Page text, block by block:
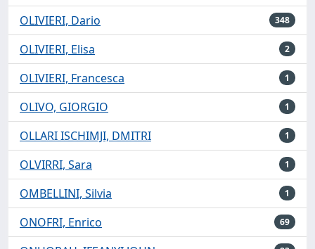
OLIVIERI, Dario 348
OLIVIERI, Elisa 2
OLIVIERI, Francesca 1
OLIVO, GIORGIO 1
OLLARI ISCHIMJI, DMITRI 1
OLVIRRI, Sara 1
OMBELLINI, Silvia 1
ONOFRI, Enrico 69